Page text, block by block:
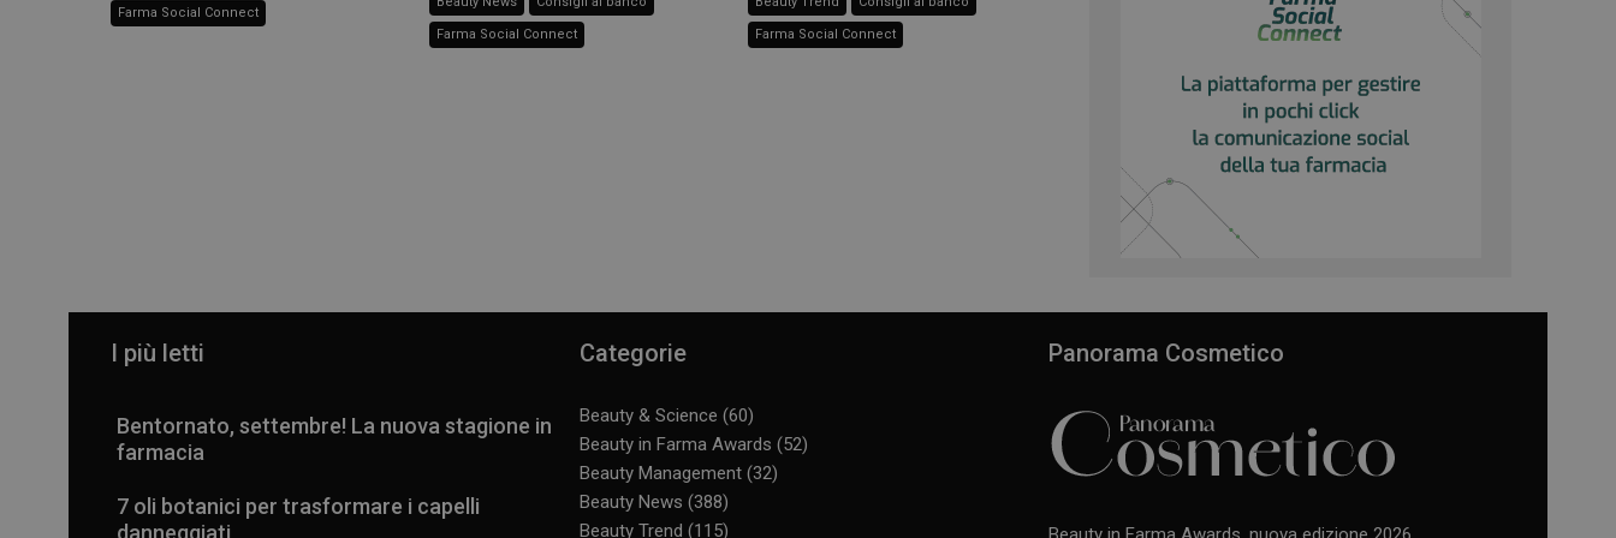
Farma Social Connect
Farma Social Connect Farma Social Connect
I più letti
Bentornato, settembre! La nuova stagione in
farmacia
7 oli botanici per trasformare i capelli
danneggiati
Categorie
Beauty & Science (60)
Beauty in Farma Awards (52)
Beauty Management(32)
Beauty News (388)
Beauty Trend (115)
Panorama Cosmetico